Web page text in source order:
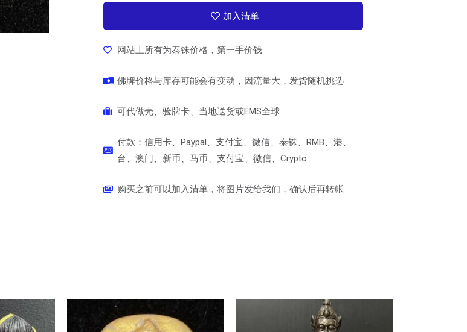
加入清单
网站上所有为泰铢价格，第一手价钱
佛牌价格与库存可能会有变动，因流量大，发货随机挑选
可代做壳、验牌卡、当地送货或EMS全球
付款：信用卡、Paypal、支付宝、微信、泰铢、RMB、港、
台、澳门、新币、马币、支付宝、微信、Crypto
购买之前可以加入清单，将图片发给我们，确认后再转帐